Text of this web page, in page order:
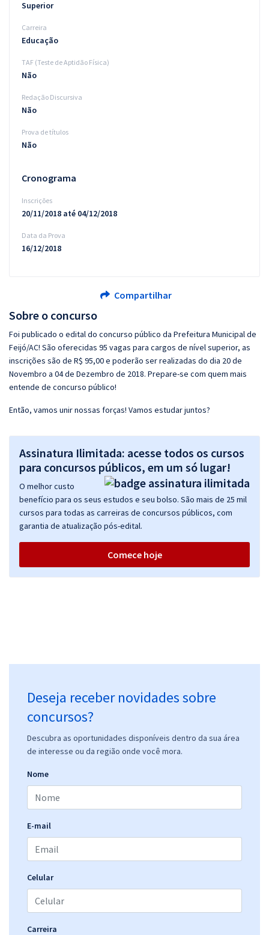
Sobre o concurso
Foi publicado o edital do concurso público da Prefeitura Municipal de
Feijó/AC! São oferecidas 95 vagas para cargos de nível superior, as
inscrições são de R$ 95,00 e poderão ser realizadas do dia 20 de
Novembro a 04 de Dezembro de 2018. Prepare-se com quem mais
entende de concurso público!
Então, vamos unir nossas forças! Vamos estudar juntos?
Assinatura Ilimitada: acesse todos os cursos
para concursos públicos, em um só lugar!
O melhor custo
benefício para os seus estudos e seu bolso. São mais de 25 mil
cursos para todas as carreiras de concursos públicos, com
garantia de atualização pós-edital.
Comece hoje
Deseja receber novidades sobre
concursos?
Descubra as oportunidades disponíveis dentro da sua área
de interesse ou da região onde você mora.
Nome
E-mail
Celular
Carreira
Superior
Carreira
Educação
TAF (Teste de Aptidão Física)
Não
Redação Discursiva
Não
Prova de títulos
Não
Cronograma
Inscrições
20/11/2018 até 04/12/2018
Data da Prova
16/12/2018
Compartilhar